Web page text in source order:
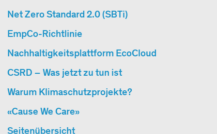
Net Zero Standard 2.0 (SBTi)
EmpCo-Richtlinie
Nachhaltigkeitsplattform EcoCloud
CSRD – Was jetzt zu tun ist
Warum Klimaschutzprojekte?
«Cause We Care»
Seitenübersicht